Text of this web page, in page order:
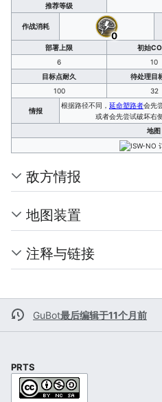
推荐等级
作战消耗
0
部署上限 初始
6
10
目标点耐久
待处理目
100
32
情报
根据路径不同， 延命塑路者会先
或者会先尝试破坏右
地图
敌方情报
地图装置
注释与链接
GuBot最后编辑于11个月前
PRTS